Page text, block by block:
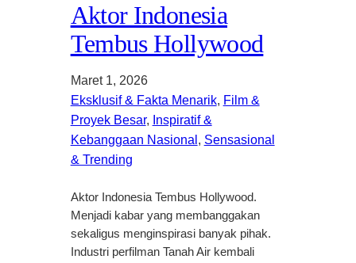
Aktor Indonesia
Tembus Hollywood
Maret 1, 2026
Eksklusif & Fakta Menarik, Film &
Proyek Besar, Inspiratif &
Kebanggaan Nasional , Sensasional
& Trending
Aktor Indonesia Tembus Hollywood.
Menjadi kabar yang membanggakan
sekaligus menginspirasi banyak pihak.
Industri perfilman Tanah Air kembali